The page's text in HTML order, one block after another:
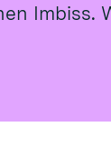
Imbiss.